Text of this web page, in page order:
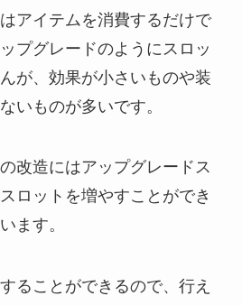
アイテムを消費するだけで
プグレードのようにスロッ
が、効果が小さいものや装
いものが多いです。
改造にはアップグレードス
ロットを増やすことができ
ます。
ることができるので、行え